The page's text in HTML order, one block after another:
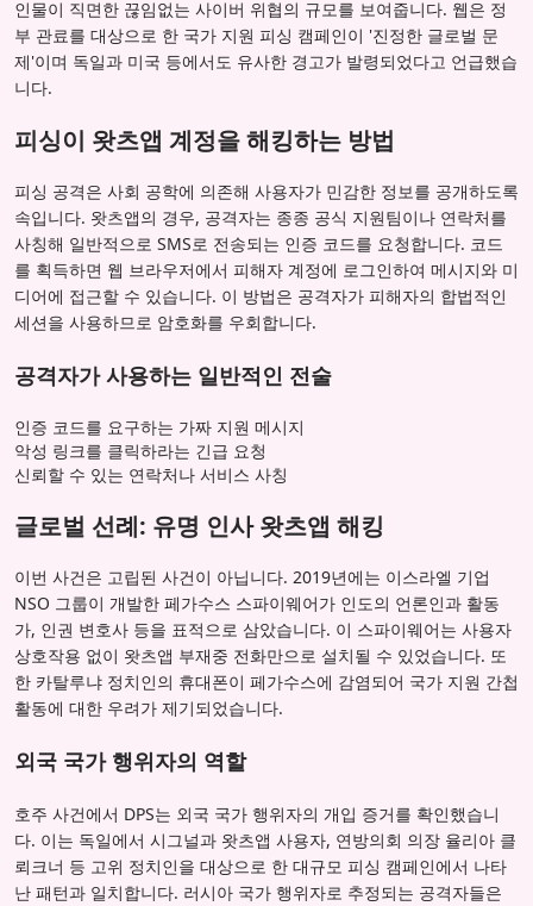
인물이 직면한 끊임없는 사이버 위협의 규모를 보여줍니다. 웹은 정
부 관료를 대상으로 한 국가 지원 피싱 캠페인이 '진정한 글로벌 문
제'이며 독일과 미국 등에서도 유사한 경고가 발령되었다고 언급했습
니다.
피싱이 왓츠앱 계정을 해킹하는 방법
피싱 공격은 사회 공학에 의존해 사용자가 민감한 정보를 공개하도록
속입니다. 왓츠앱의 경우, 공격자는 종종 공식 지원팀이나 연락처를
사칭해 일반적으로 SMS로 전송되는 인증 코드를 요청합니다. 코드
를 획득하면 웹 브라우저에서 피해자 계정에 로그인하여 메시지와 미
디어에 접근할 수 있습니다. 이 방법은 공격자가 피해자의 합법적인
세션을 사용하므로 암호화를 우회합니다.
공격자가 사용하는 일반적인 전술
인증 코드를 요구하는 가짜 지원 메시지
악성 링크를 클릭하라는 긴급 요청
신뢰할 수 있는 연락처나 서비스 사칭
글로벌 선례: 유명 인사 왓츠앱 해킹
이번 사건은 고립된 사건이 아닙니다. 2019년에는 이스라엘 기업
NSO 그룹이 개발한 페가수스 스파이웨어가 인도의 언론인과 활동
가, 인권 변호사 등을 표적으로 삼았습니다. 이 스파이웨어는 사용자
상호작용 없이 왓츠앱 부재중 전화만으로 설치될 수 있었습니다. 또
한 카탈루냐 정치인의 휴대폰이 페가수스에 감염되어 국가 지원 간첩
활동에 대한 우려가 제기되었습니다.
외국 국가 행위자의 역할
호주 사건에서 DPS는 외국 국가 행위자의 개입 증거를 확인했습니
다. 이는 독일에서 시그널과 왓츠앱 사용자, 연방의회 의장 율리아 클
뢰크너 등 고위 정치인을 대상으로 한 대규모 피싱 캠페인에서 나타
난 패턴과 일치합니다. 러시아 국가 행위자로 추정되는 공격자들은